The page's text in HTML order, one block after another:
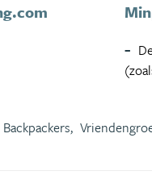
Backpackers,